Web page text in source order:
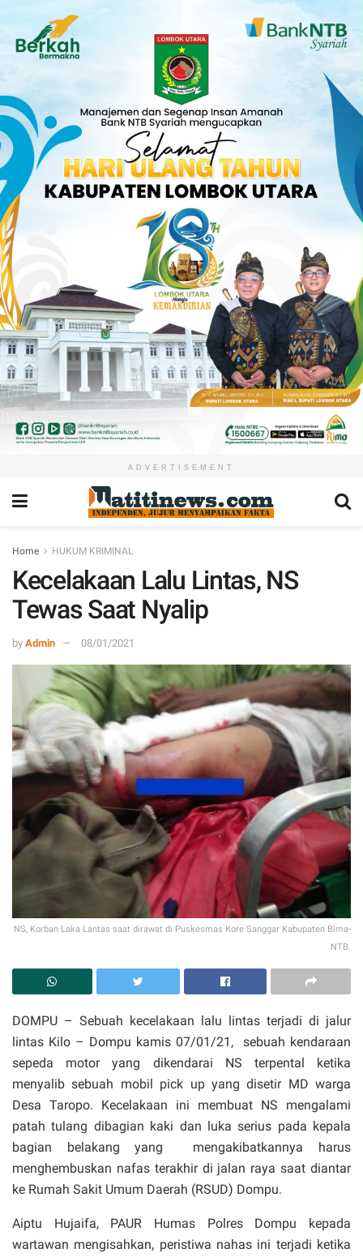
ADVERTISEMENT
Home HUKUM KRIMINAL
Kecelakaan Lalu Lintas, NS
Tewas Saat Nyalip
by Admin 08/01/2021
NS, Korban Laka Lantas saat dirawat di Puskesmas Kore Sanggar Kabupaten Bima-
NTB.
DOMPU – Sebuah kecelakaan lalu lintas terjadi di jalur
lintas Kilo – Dompu kamis 07/01/21, sebuah kendaraan
sepeda motor yang dikendarai NS terpental ketika
menyalib sebuah mobil pick up yang disetir MD warga
Desa Taropo. Kecelakaan ini membuat NS mengalami
patah tulang dibagian kaki dan luka serius pada kepala
bagian belakang yang mengakibatkannya harus
menghembuskan nafas terakhir di jalan raya saat diantar
ke Rumah Sakit Umum Daerah (RSUD) Dompu.
Aiptu Hujaifa, PAUR Humas Polres Dompu kepada
wartawan mengisahkan, peristiwa nahas ini terjadi ketika